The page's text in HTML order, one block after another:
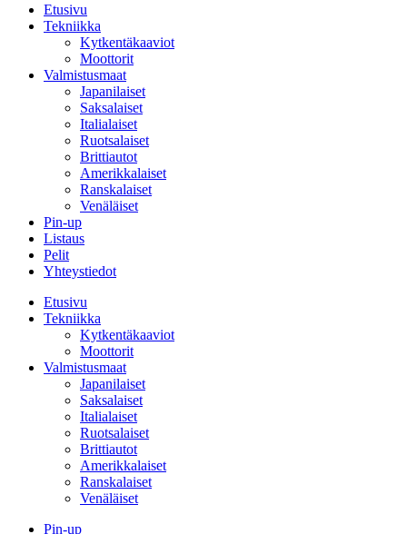
Etusivu
Tekniikka
Kytkentäkaaviot
Moottorit
Valmistusmaat
Japanilaiset
Saksalaiset
Italialaiset
Ruotsalaiset
Brittiautot
Amerikkalaiset
Ranskalaiset
Venäläiset
Pin-up
Listaus
Pelit
Yhteystiedot
Etusivu
Tekniikka
Kytkentäkaaviot
Moottorit
Valmistusmaat
Japanilaiset
Saksalaiset
Italialaiset
Ruotsalaiset
Brittiautot
Amerikkalaiset
Ranskalaiset
Venäläiset
Pin-up